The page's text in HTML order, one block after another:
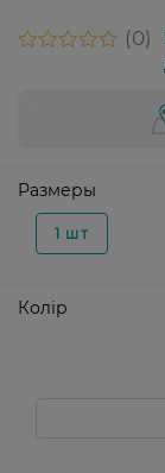
0
Размеры
1 шт
Колір